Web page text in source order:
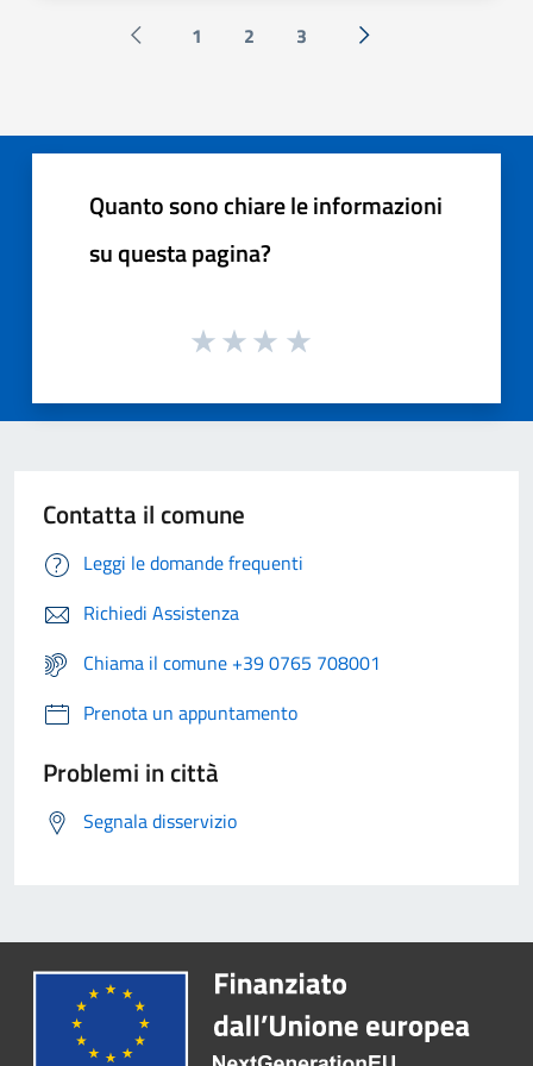
Pagina precedente
1 2 3 Successiva »
Quanto sono chiare le informazioni
su questa pagina?
Contatta il comune
Leggi le domande frequenti
Richiedi Assistenza
Chiama il comune +39 0765 708001
Prenota un appuntamento
Problemi in città
Segnala disservizio